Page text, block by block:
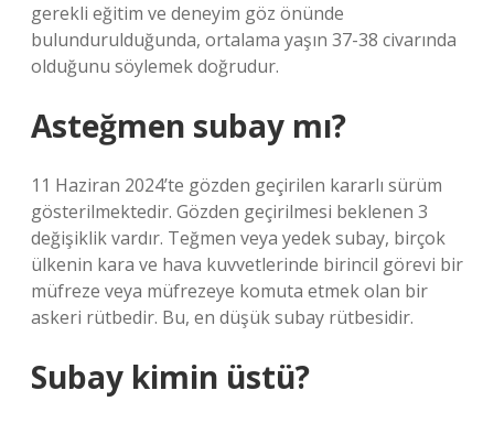
gerekli eğitim ve deneyim göz önünde
bulundurulduğunda, ortalama yaşın 37-38 civarında
olduğunu söylemek doğrudur.
Asteğmen subay mı?
11 Haziran 2024’te gözden geçirilen kararlı sürüm
gösterilmektedir. Gözden geçirilmesi beklenen 3
değişiklik vardır. Teğmen veya yedek subay, birçok
ülkenin kara ve hava kuvvetlerinde birincil görevi bir
müfreze veya müfrezeye komuta etmek olan bir
askeri rütbedir. Bu, en düşük subay rütbesidir.
Subay kimin üstü?